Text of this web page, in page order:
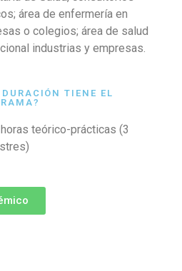
área de enfermería en
o colegios; área de salud
industrias y empresas.
DURACIÓN TIENE EL
teórico-prácticas (3